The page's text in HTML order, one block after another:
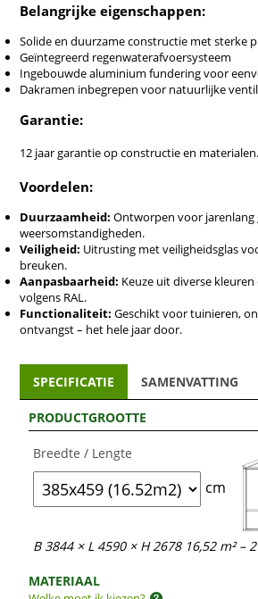
Uitgerust metdakramen voor
geïntegreerde waterafvoer en de
verwarming aan te sluiten – zo
door plezier uit.
Zelf te monteren
duidelijke instructies. Ideaal voor
Keuzevrijheid
Stel je serre samen op jouw
kleur, een enkel of dubbel
gewenste ventilatie. Volledig
stijl.
Technische specificaties:
Beschikbare oppervlaktes:
Deurhoogte:185 cm
Nokhoogte:267 cm
Aluminium fundering en regenafvoer
geïntegreerd
12 jaar garantieop constructie en
Klantenervaringen
"Een prachtig tuinobject dat
sfeervol is." – Laura Maes
"We waren verrast door de
eenvoudig het in elkaar zat." –
"Perfect voor ons moestuintje én
– Elke Dewaele
Veilige en flexibele betaling
Belangrijke eigenschappen:
Solide en duurzame constructie met sterke
Geïntegreerd regenwaterafvoersysteem
Ingebouwde aluminium fundering voor
Dakramen inbegrepen voor natuurlijke
Garantie:
12 jaar garantie op constructie en materialen.
Voordelen:
Duurzaamheid: Ontworpen voor jarenlang
weersomstandigheden.
Veiligheid: Uitrusting met veiligheidsglas
breuken.
Aanpasbaarheid: Keuze uit diverse
volgens RAL.
Functionaliteit: Geschikt voor tuinieren,
ontvangst – het hele jaar door.
SPECIFICATIE SAMENVATTING
PRODUCTGROOTTE
Breedte / Lengte
cm
B 3844 × L 4590 × H 2678 16,52 m² –
MATERIAAL